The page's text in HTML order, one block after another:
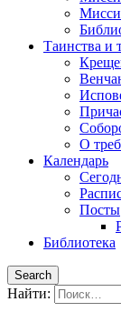
Таинства и
О
Календарь
Посты
Библиотека
Search
Найти: